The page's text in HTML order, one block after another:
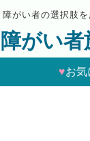
がい者の選択肢
がい者
♥お気